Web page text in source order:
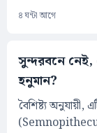
৪ ঘন্টা আগে
সুন্দরবনে
হনুমান?
বৈশিষ্ট্য অনুযায়ী,